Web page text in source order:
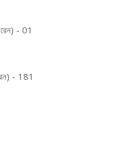
- 01
- 181